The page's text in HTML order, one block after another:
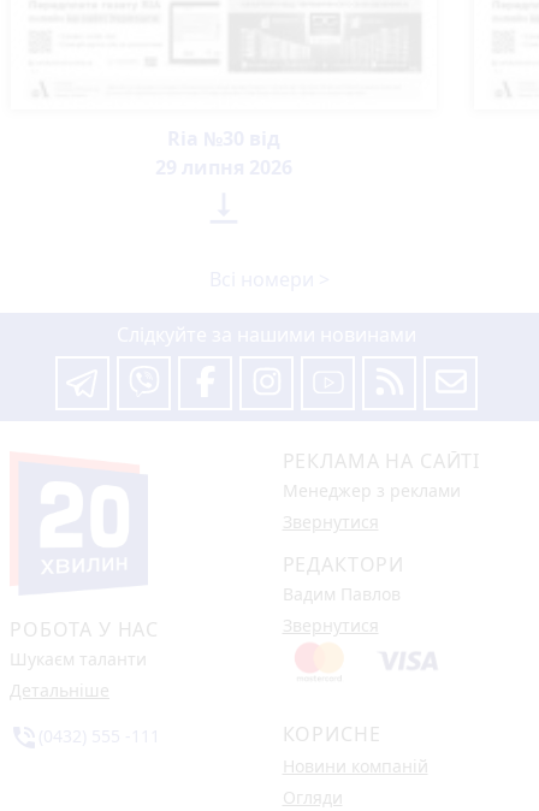
РОБОТА У НАС
Шукаєм таланти
Детальніше
РЕКЛАМА НА САЙТІ
Менеджер з реклами
Звернутися
РЕДАКТОРИ
Вадим Павлов
Звернутися
КОРИСНЕ
Новини компаній
Огляди